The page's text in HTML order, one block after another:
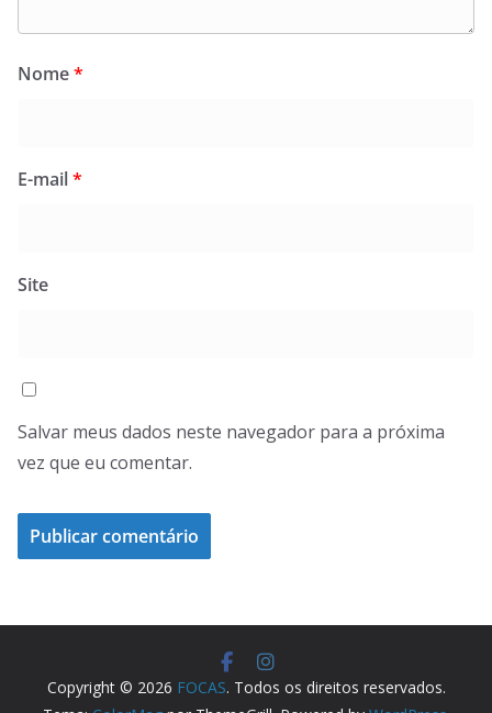
Nome*
E-mail*
Site
Salvar meus dados neste navegador para a próxima
vez que eu comentar.
Copyright © 2026 FOCAS. Todos os direitos reservados.